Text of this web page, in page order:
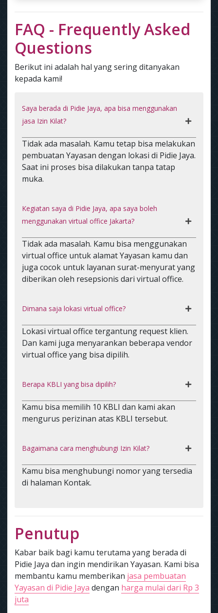
FAQ - Frequently Asked
Questions
Berikut ini adalah hal yang sering ditanyakan
kepada kami!
Saya berada di Pidie Jaya, apa bisa menggunakan
jasa Izin Kilat?
Tidak ada masalah. Kamu tetap bisa melakukan
pembuatan Yayasan dengan lokasi di Pidie Jaya.
Saat ini proses bisa dilakukan tanpa tatap
muka.
Kegiatan saya di Pidie Jaya, apa saya boleh
menggunakan virtual office Jakarta?
Tidak ada masalah. Kamu bisa menggunakan
virtual office untuk alamat Yayasan kamu dan
juga cocok untuk layanan surat-menyurat yang
diberikan oleh resepsionis dari virtual office.
Dimana saja lokasi virtual office?
Lokasi virtual office tergantung request klien.
Dan kami juga menyarankan beberapa vendor
virtual office yang bisa dipilih.
Berapa KBLI yang bisa dipilih?
Kamu bisa memilih 10 KBLI dan kami akan
mengurus perizinan atas KBLI tersebut.
Bagaimana cara menghubungi Izin Kilat?
Kamu bisa menghubungi nomor yang tersedia
di halaman Kontak.
Penutup
Kabar baik bagi kamu terutama yang berada di
Pidie Jaya dan ingin mendirikan Yayasan. Kami bisa
membantu kamu memberikan jasa pembuatan
Yayasan di Pidie Jaya dengan harga mulai dari Rp 3
juta